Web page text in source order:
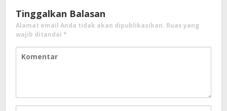
Tinggalkan Balasan
Alamat email Anda tidak akan dipublikasikan. Ruas yang
wajib ditandai *